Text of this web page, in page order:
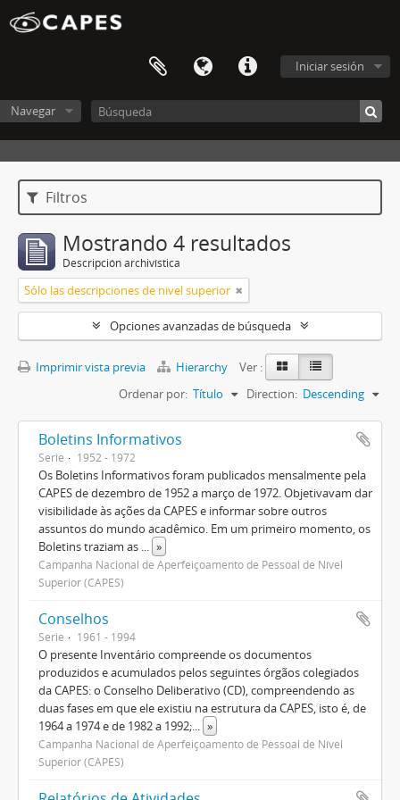
Iniciar sesión
Navegar
Filtros
Mostrando 4 resultados
Descripción archivística
Sólo las descripciones de nivel superior
Opciones avanzadas de búsqueda
Imprimir vista previa Hierarchy
Ver :
Ordenar por: Título Direction: Descending
Boletins Informativos
Serie 1952 - 1972
Os Boletins Informativos foram publicados mensalmente pela
CAPES de dezembro de 1952 a março de 1972. Objetivavam dar
visibilidade às ações da CAPES e informar sobre outros
assuntos do mundo acadêmico. Em um primeiro momento, os
Boletins traziam as ... »
Campanha Nacional de Aperfeiçoamento de Pessoal de Nível
Superior (CAPES)
Conselhos
Serie 1961 - 1994
O presente Inventário compreende os documentos
produzidos e acumulados pelos seguintes órgãos colegiados
da CAPES: o Conselho Deliberativo (CD), compreendendo as
duas fases em que ele existiu na estrutura da CAPES, isto é, de
1964 a 1974 e de 1982 a 1992;... »
Campanha Nacional de Aperfeiçoamento de Pessoal de Nível
Superior (CAPES)